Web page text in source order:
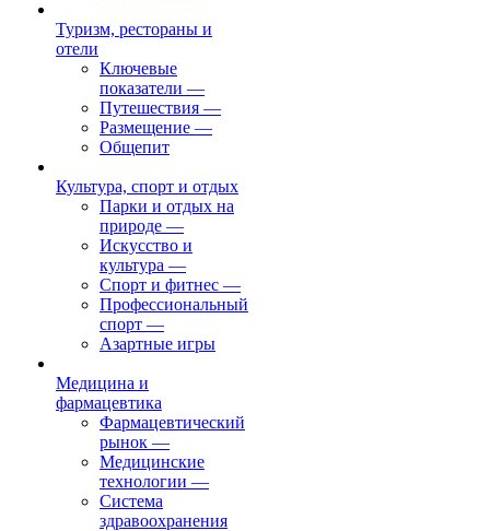
Туризм, рестораны и
отели
Ключевые
показатели —
Путешествия —
Размещение —
Общепит
Культура, спорт и отдых
Парки и отдых на
природе —
Искусство и
культура —
Спорт и фитнес —
Профессиональный
спорт —
Азартные игры
Медицина и
фармацевтика
Фармацевтический
рынок —
Медицинские
технологии —
Система
здравоохранения